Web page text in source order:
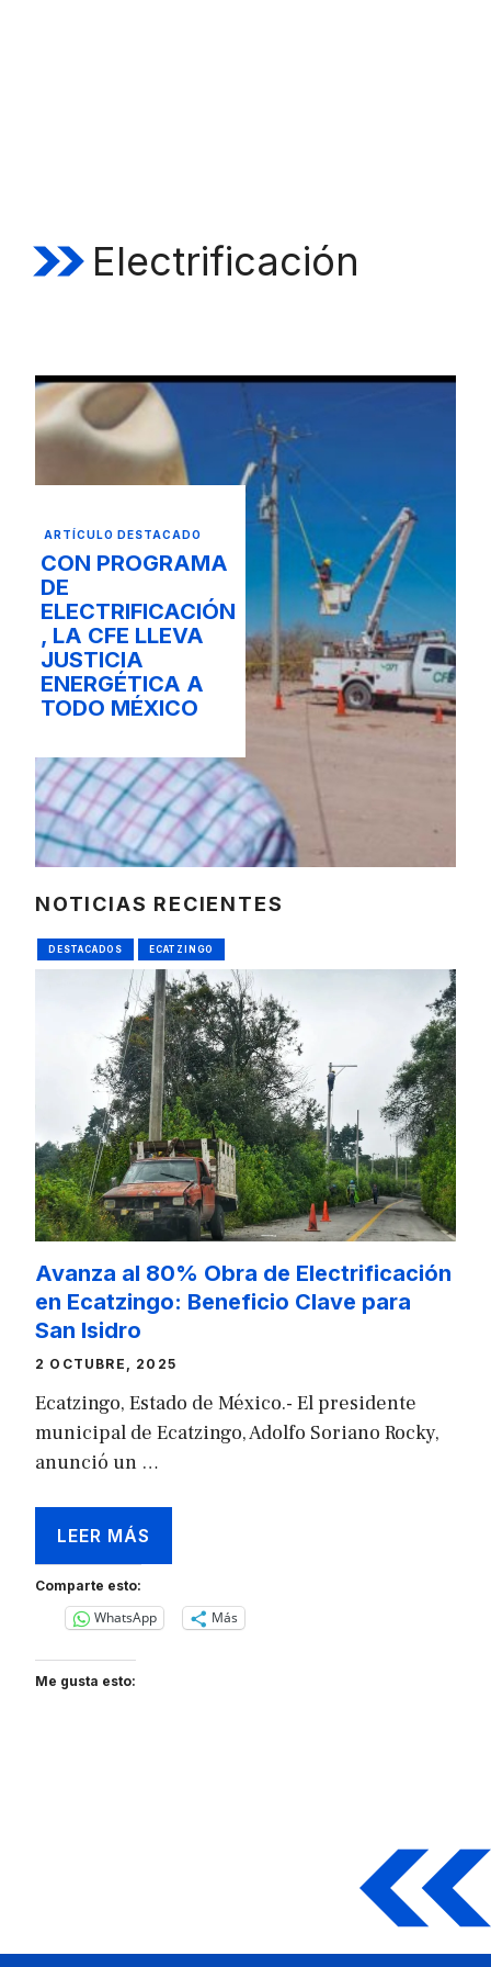
Electrificación
ARTÍCULO DESTACADO
CON PROGRAMA
DE
ELECTRIFICACIÓN
, LA CFE LLEVA
JUSTICIA
ENERGÉTICA A
TODO MÉXICO
NOTICIAS RECIENTES
DESTACADOS ECATZINGO
Avanza al 80% Obra de Electrificación
en Ecatzingo: Beneficio Clave para
San Isidro
2 OCTUBRE, 2025
Ecatzingo, Estado de México.- El presidente
municipal de Ecatzingo, Adolfo Soriano Rocky,
anunció un …
LEER MÁS
Comparte esto:
WhatsApp Más
Me gusta esto: